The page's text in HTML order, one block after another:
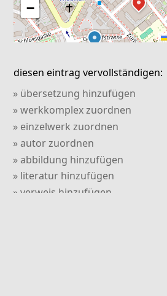
−
diesen eintrag vervollständigen:
» übersetzung hinzufügen
» werkkomplex zuordnen
» einzelwerk zuordnen
» autor zuordnen
» abbildung hinzufügen
» literatur hinzufügen
» verweis hinzufügen